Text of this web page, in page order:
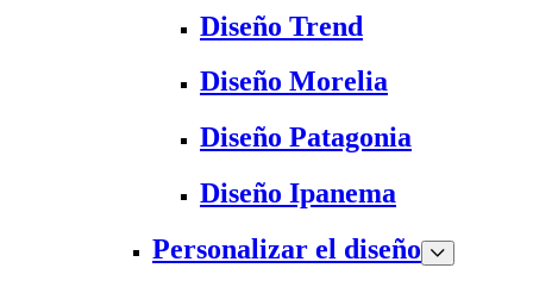
Diseño Trend
Diseño Morelia
Diseño Patagonia
Diseño Ipanema
Personalizar el diseño